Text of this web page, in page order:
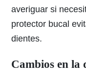
averiguar si
protector bucal
dientes.
Cambios en la